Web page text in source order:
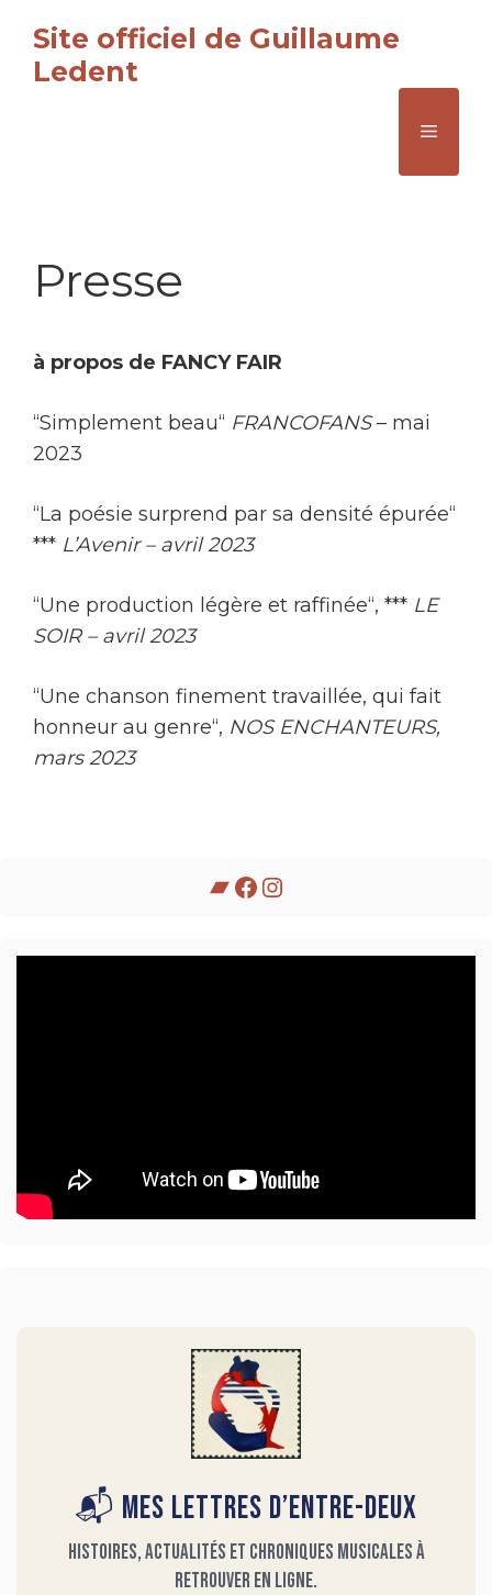
contenu
Site officiel de Guillaume
Ledent
Menu
Presse
à propos de FANCY FAIR
“Simplement beau“ FRANCOFANS– mai
2023
“La poésie surprend par sa densité épurée“
*** L’Avenir – avril 2023
“Une production légère et raffinée“, *** LE
SOIR – avril 2023
“Une chanson finement travaillée, qui fait
honneur au genre“, NOS ENCHANTEURS,
mars 2023
Bandcamp
Facebook
Instagram
📬 Mes Lettres d’entre-deux
Histoires, actualités et chroniques musicales à
retrouver en ligne.